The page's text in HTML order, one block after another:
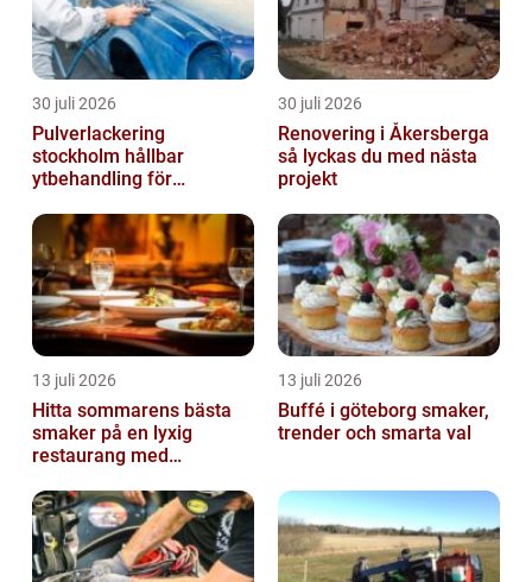
30 juli 2026
Pulverlackering
stockholm hållbar
ytbehandling för
30 juli 2026
Renovering i Åkersberga
så lyckas du med nästa
projekt
13 juli 2026
Hitta sommarens bästa
smaker på en lyxig
restaurang med
Östermalm
13 juli 2026
Buffé i göteborg smaker,
trender och smarta val